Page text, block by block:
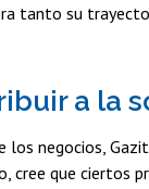
tanto su
a la
los negocios,
cree que ciertos